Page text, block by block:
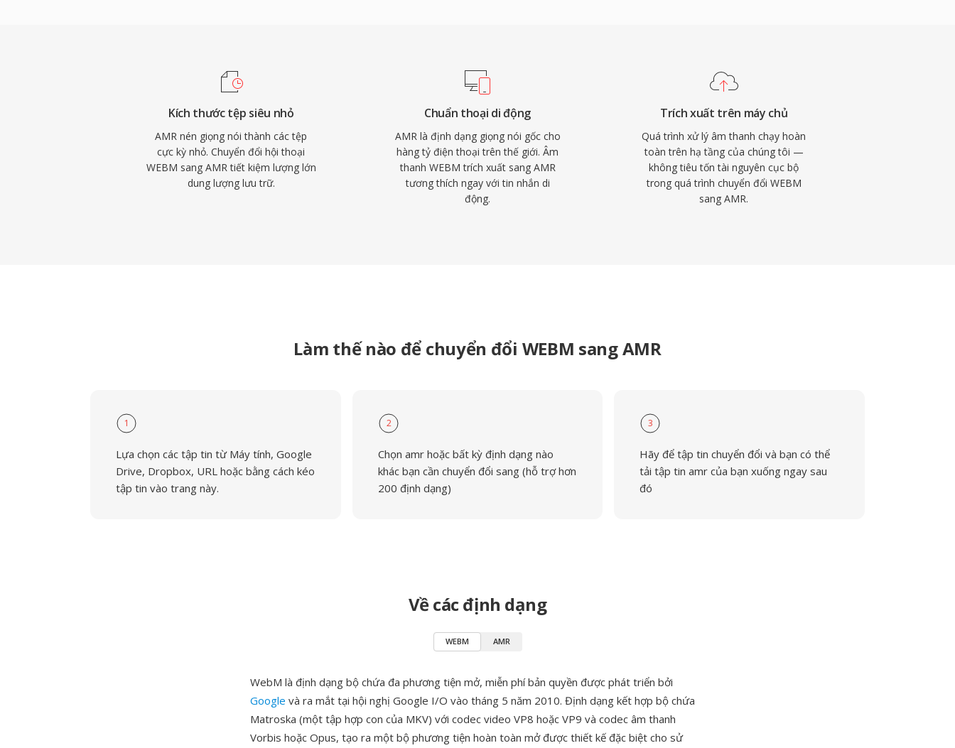
hợp cho nhạc do băng thông hẹp (300-3400 Hz), nó xuất sắc
trong việc truyền tải giọng nói rõ ràng trong điều kiện mạng khó
Kích thước tệp siêu nhỏ
AMR nén giọng nói thành các tệp
cực kỳ nhỏ. Chuyển đổi hội thoại
WEBM sang AMR tiết kiệm lượng lớn
dung lượng lưu trữ.
Chuẩn thoại di động
AMR là định dạng giọng nói gốc cho
hàng tỷ điện thoại trên thế giới. Âm
thanh WEBM trích xuất sang AMR
tương thích ngay với tin nhắn di
động.
Trích xuất trên máy chủ
Quá trình xử lý âm thanh chạy hoàn
toàn trên hạ tầng của chúng tôi —
không tiêu tốn tài nguyên cục bộ
trong quá trình chuyển đổi WEBM
sang AMR.
Làm thế nào để chuyển đổi WEBM sang AMR
1
Lựa chọn các tập tin từ Máy tính, Google
Drive, Dropbox, URL hoặc bằng cách kéo
tập tin vào trang này.
2
Chọn amr hoặc bất kỳ định dạng nào
khác bạn cần chuyển đổi sang (hỗ trợ hơn
200 định dạng)
3
Hãy để tập tin chuyển đổi và bạn có thể
tải tập tin amr của bạn xuống ngay sau
đó
Về các định dạng
WEBM AMR
WebM là định dạng bộ chứa đa phương tiện mở, miễn phí bản quyền được phát triển bởi
Google và ra mắt tại hội nghị Google I/O vào tháng 5 năm 2010. Định dạng kết hợp bộ chứa
Matroska (một tập hợp con của MKV) với codec video VP8 hoặc VP9 và codec âm thanh
Vorbis hoặc Opus, tạo ra một bộ phương tiện hoàn toàn mở được thiết kế đặc biệt cho sử